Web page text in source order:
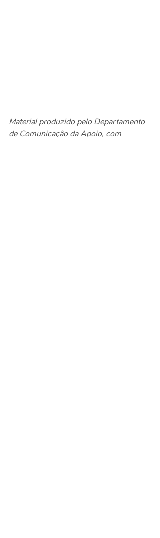
Material produzido pelo Departamento
de Comunicação da Apoio, com